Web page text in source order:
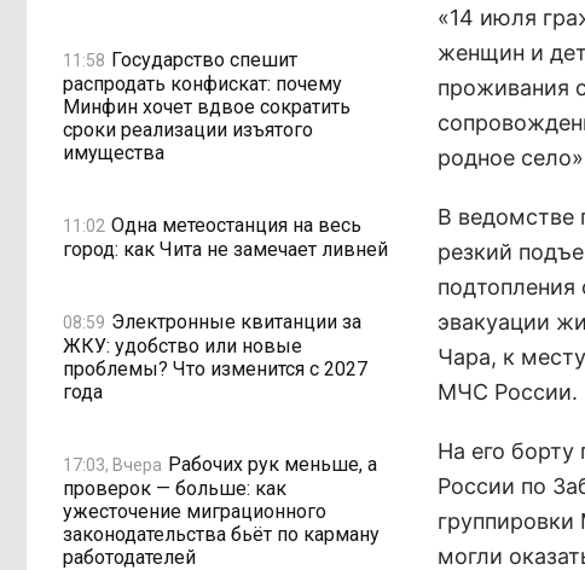
11:58 Государство спешит
распродать конфискат: почему
Минфин хочет вдвое сократить
сроки реализации изъятого
имущества
11:02 Одна метеостанция на весь
город: как Чита не замечает ливней
08:59 Электронные квитанции за
ЖКУ: удобство или новые
проблемы? Что изменится с 2027
года
17:03, Вчера Рабочих рук меньше, а
проверок — больше: как
ужесточение миграционного
законодательства бьёт по карману
работодателей
«14 июля
женщин и
проживания
родное
В ведомстве
резкий
эвакуации
Чара, к
МЧС России.
На его борту
России по
могли